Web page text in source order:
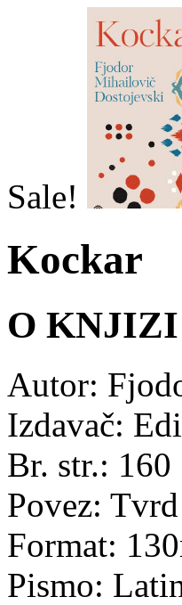
Sale!
Kockar
O KNJIZI
Autor:
Izdavač:
Br. str.: 160
Povez: Tvrd
Format:
Pismo: